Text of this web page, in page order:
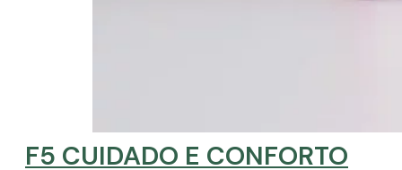
F5 CUIDADO E CONFORTO